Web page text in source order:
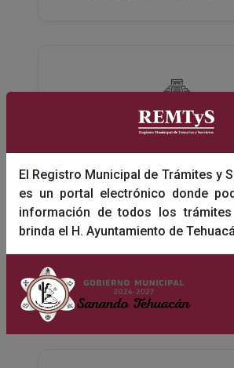
El Registro Municipal de Trámites y
es un portal electrónico donde
información de todos los
brinda el H. Ayuntamiento de
Ecología y Medio